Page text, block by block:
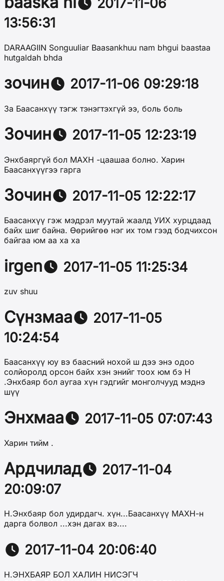
13:56:31
DARAAGIIN Songuuliar Baasankhuu nam bhgui baastaa
hutgaldah bhda
зочин 2017-11-06 09:29:18
За Баасанхүү тэгж тэнэгтэхгүй ээ, боль боль
Зочин 2017-11-05 12:23:19
Энхбаяргүй бол МАХН -цаашаа болно. Харин
Баасанхүүгээ гарга
Зочин 2017-11-05 12:22:17
Баасанхүү гэж мэдрэл муутай жаалд УИХ хурцдаад
байх шиг байна. Өөрийгөө нэг их том гээд бодчихсон
байгаа юм аа ха ха
irgen 2017-11-05 11:25:34
zuv shuu
Сүнзмаа
2017-11-05
10:24:54
Баасанхүү юу вэ баасний нохой ш дээ энэ одоо
солйоролд орсон байх хэн энийг тоох юм бэ Н
.Энхбаяр бол аугаа хүн гэдгийг монголчууд мэднэ
шүү
Энхмаа 2017-11-05 07:07:43
Харин тийм .
Ардчилад
2017-11-04
20:09:07
Н.Энхбаяр бол удирдагч. хүн...Баасанхүү МАХН-н
дарга болвол ...хэн дагах вэ....
2017-11-04 20:06:40
Н.ЭНХБАЯР БОЛ ХАЛИН НИСЭГЧ